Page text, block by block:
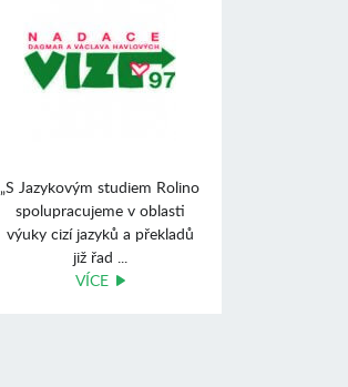
„S Jazykovým studiem Rolino
spolupracujeme v oblasti
výuky cizí jazyků a překladů
již řad ...
VÍCE